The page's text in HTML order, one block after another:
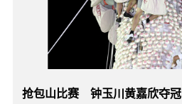
抢包山比赛 钟玉川黄嘉欣夺冠